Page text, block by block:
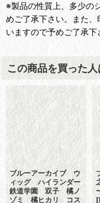
※製品の性質上、多少の
めご了承下さい。また
いますので予めご了承下
この商品を買った
ブルーアーカイブ ウ
ィッグ ハイランダー
鉄道学園 双子 橘ノ
ゾミ 橘ヒカリ コス
[